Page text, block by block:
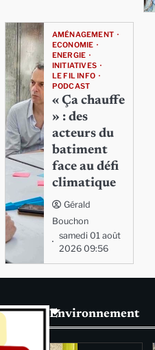
AMÉNAGEMENT
ECONOMIE
ENERGIE
INITIATIVES
LE FIL INFO
PODCAST
« Ça chauffe
» : des
acteurs du
batiment
face au défi
climatique
Gérald
Bouchon
samedi 01 août
2026 09:56
Environnement